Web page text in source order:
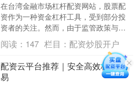
在台湾金融市场杠杆配资网站，股票配
资作为一种资金杠杆工具，受到部分投
资者的关注。然而，由于监管政策与市
场环境的特殊性，选择合规平台成为投
资者必须重视的关键环节。....
阅读： 147 栏目： 配资炒股开户
配资云平台推荐｜安全高效杠杆交
易